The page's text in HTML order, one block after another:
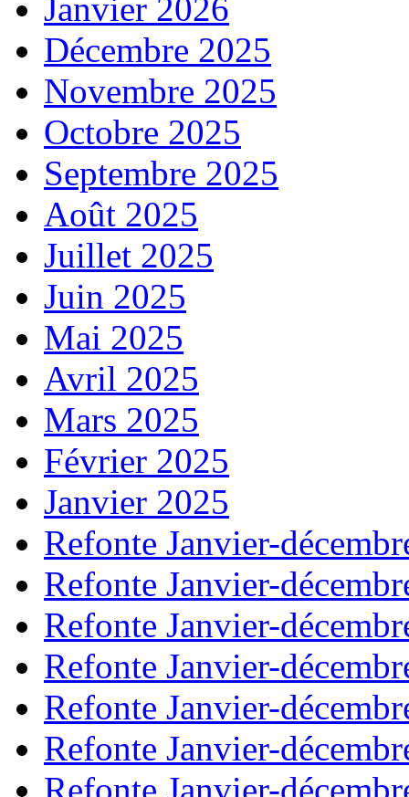
Janvier 2026
Décembre 2025
Novembre 2025
Octobre 2025
Septembre 2025
Août 2025
Juillet 2025
Juin 2025
Mai 2025
Avril 2025
Mars 2025
Février 2025
Janvier 2025
Refonte Janvier-
Refonte Janvier-
Refonte Janvier-
Refonte Janvier-
Refonte Janvier-
Refonte Janvier-